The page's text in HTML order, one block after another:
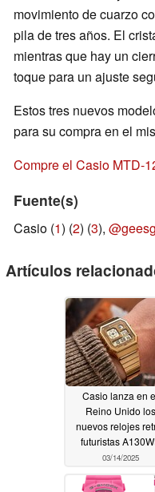
movimiento de cuarzo
pila de tres años. El
mientras que hay un
toque para un ajuste
Estos tres nuevos
para su compra en el
Compre el Casio MTD-
Fuente(s)
Casio (1) (2) (3),
Artículos
Casio lanza en
Reino Unido los
nuevos relojes
futuristas
03/14/2025